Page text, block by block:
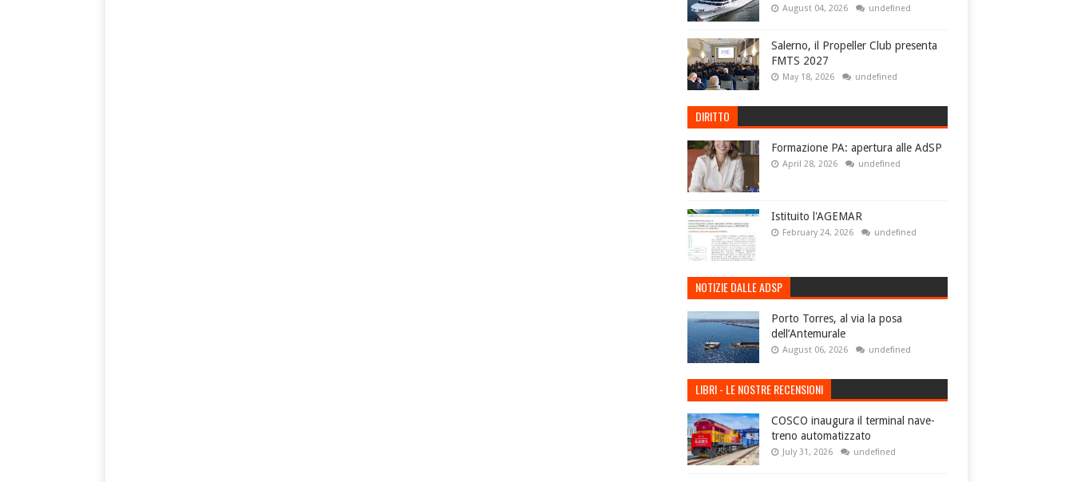
August 04, 2026 undefined
Salerno, il Propeller Club presenta
FMTS 2027
May 18, 2026 undefined
DIRITTO
Formazione PA: apertura alle AdSP
April 28, 2026 undefined
Istituito l'AGEMAR
February 24, 2026 undefined
NOTIZIE DALLE ADSP
Porto Torres, al via la posa
dell’Antemurale
August 06, 2026 undefined
LIBRI - LE NOSTRE RECENSIONI
COSCO inaugura il terminal nave-
treno automatizzato
July 31, 2026 undefined